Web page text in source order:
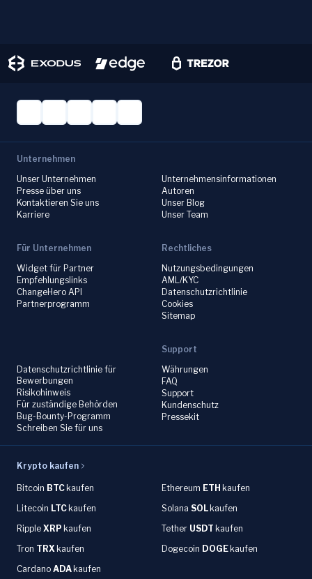
Unternehmen
Unser Unternehmen
Presse über uns
Kontaktieren Sie uns
Karriere
Unternehmensinformationen
Autoren
Unser Blog
Unser Team
Für Unternehmen
Widget für Partner
Empfehlungslinks
ChangeHero API
Partnerprogramm
Rechtliches
Nutzungsbedingungen
AML/KYC
Datenschutzrichtlinie
Cookies
Sitemap
Datenschutzrichtlinie für
Bewerbungen
Risikohinweis
Für zuständige Behörden
Bug-Bounty-Programm
Schreiben Sie für uns
Support
Währungen
FAQ
Support
Kundenschutz
Pressekit
Krypto kaufen
Bitcoin BTC kaufen Ethereum ETH kaufen
Litecoin LTC kaufen Solana SOL kaufen
Ripple XRP kaufen Tether USDT kaufen
Tron TRX kaufen Dogecoin DOGE kaufen
Cardano ADA kaufen